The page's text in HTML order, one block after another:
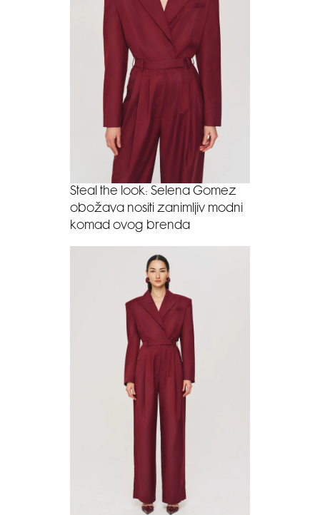
Steal the look: Selena Gomez
obožava nositi zanimljiv modni
komad ovog brenda